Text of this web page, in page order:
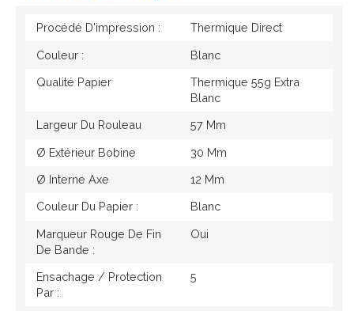
Procédé D'impression : Thermique Direct
Couleur : Blanc
Qualité Papier
Thermique 55g Extra
Blanc
Largeur Du Rouleau 57 Mm
Ø Extérieur Bobine 30 Mm
Ø Interne Axe 12 Mm
Couleur Du Papier : Blanc
Marqueur Rouge De Fin
De Bande :
Oui
Ensachage / Protection
Par :
5